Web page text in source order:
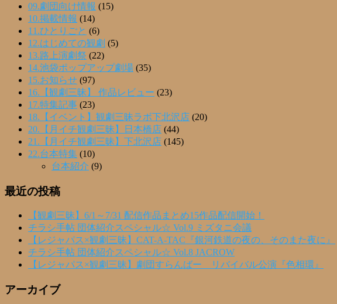
09.劇団向け情報 (15)
10.掲載情報 (14)
11.ひとりごと (6)
12.はじめての観劇 (5)
13.路上演劇祭 (22)
14.池袋ポップアップ劇場 (35)
15.お知らせ (97)
16.【観劇三昧】 作品レビュー (23)
17.特集記事 (23)
18.【イベント】観劇三昧ラボ下北沢店 (20)
20.【月イチ観劇三昧】日本橋店 (44)
21.【月イチ観劇三昧】下北沢店 (145)
22.台本特集 (10)
台本紹介 (9)
最近の投稿
【観劇三昧】6/1～7/31 配信作品まとめ15作品配信開始！
チラシ手帖 団体紹介スペシャル☆ Vol.9 ミズタニ会議
【レジャパス×観劇三昧】CAT-A-TAC『銀河鉄道の夜の、そのまた夜に』
チラシ手帖 団体紹介スペシャル☆ Vol.8 JACROW
【レジャパス×観劇三昧】劇団すらんばー リバイバル公演『色相環』
アーカイブ